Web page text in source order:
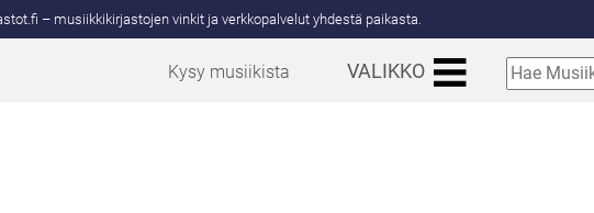
– musiikkikirjastojen vinkit ja verkkopalvelut yhdestä paikasta.
Kysy musiikista VALIKKO Hae